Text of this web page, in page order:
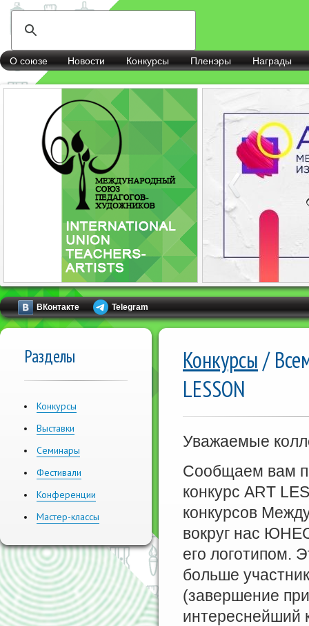
О союзе Новости Конкурсы Пленэры Награды
ВКонтакте Telegram
Разделы
Конкурсы
Выставки
Семинары
Фестивали
Конференции
Мастер-классы
Конкурсы/
LESSON
Уважаемые
Сообщаем вам
конкурс ART
конкурсов
вокруг нас
его логотипом.
больше
(завершение
интереснейший